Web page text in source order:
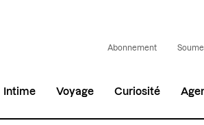
Abonnement
Intime Voyage Curiosité